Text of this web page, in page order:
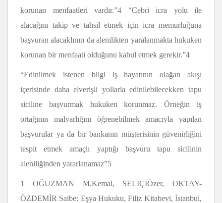
korunan menfaatleri vardır.”4 “Cebri icra yolu ile
alacağını takip ve tahsil etmek için icra memurluğuna
başvuran alacaklının da alenilikten yaralanmakta hukuken
korunan bir menfaati olduğunu kabul etmek gerekir.”4
“Edinilmek istenen bilgi iş hayatının olağan akışı
içerisinde daha elverişli yollarla edinilebilecekken tapu
siciline başvurmak hukuken korunmaz. Örneğin iş
ortağının malvarlığını öğrenebilmek amacıyla yapılan
başvurular ya da bir bankanın müşterisinin güvenirliğini
tespit etmek amaçlı yaptığı başvuru tapu sicilinin
aleniliğinden yararlanamaz”5
1 OĞUZMAN M.Kemal, SELİÇİÖzer, OKTAY-
ÖZDEMİR Saibe: Eşya Hukuku, Filiz Kitabevi, İstanbul,